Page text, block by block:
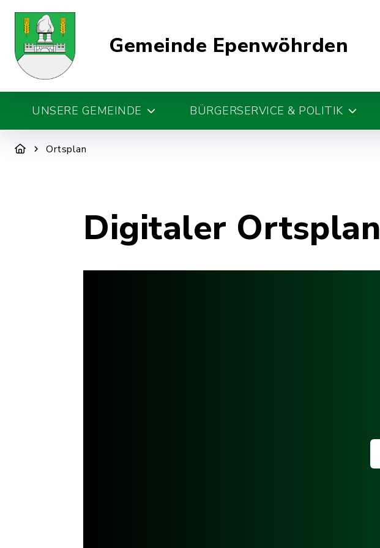
Gemeinde Epenwöhrden
UNSERE GEMEINDE BÜRGERSERVICE & POLITIK
Ortsplan
Digitaler Ortsplan